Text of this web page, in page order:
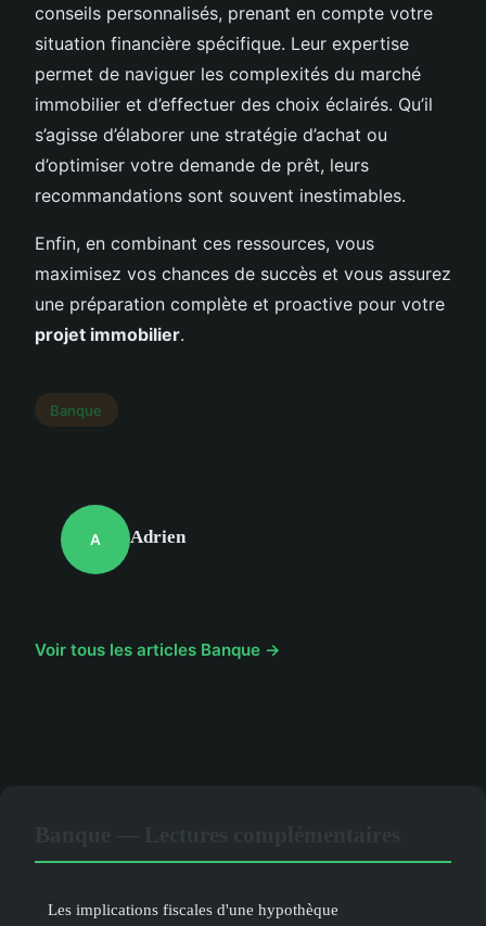
conseils personnalisés, prenant en compte votre
situation financière spécifique. Leur expertise
permet de naviguer les complexités du marché
immobilier et d’effectuer des choix éclairés. Qu’il
s’agisse d’élaborer une stratégie d’achat ou
d’optimiser votre demande de prêt, leurs
recommandations sont souvent inestimables.
Enfin, en combinant ces ressources, vous
maximisez vos chances de succès et vous assurez
une préparation complète et proactive pour votre
projet immobilier.
Banque
A Adrien
Voir tous les articles Banque →
Les implications fiscales d'une hypothèque